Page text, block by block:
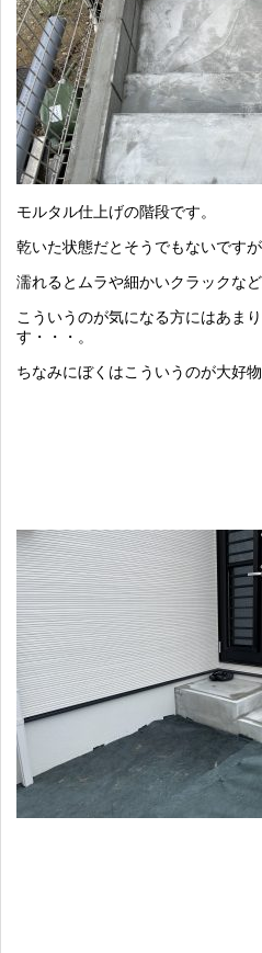
モルタル仕上げの階段です。
乾いた状態だとそうでもないですが
濡れるとムラや細かいクラックな
こういうのが気になる方にはあま
す・・・。
ちなみにぼくはこういうのが大好物